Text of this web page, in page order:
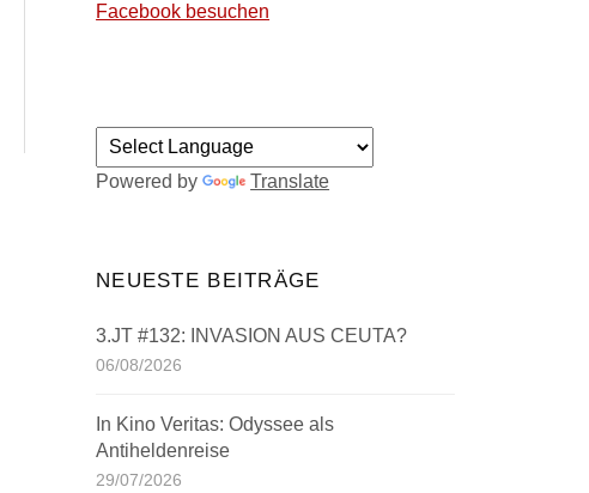
Facebook besuchen
Powered by Translate
NEUESTE BEITRÄGE
3.JT #132: INVASION AUS CEUTA?
06/08/2026
In Kino Veritas: Odyssee als
Antiheldenreise
29/07/2026